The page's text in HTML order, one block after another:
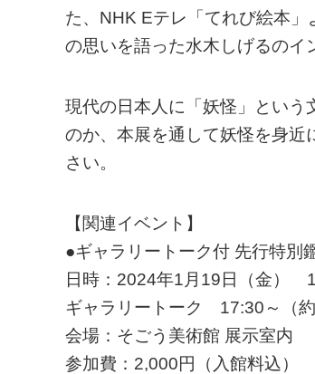
た、NHK Eテレ「てれび絵本
の思いを語った水木しげるのイ
現代の日本人に「妖怪」という
のか、本展を通して妖怪を身近
さい。
【関連イベント】
●ギャラリートーク付 先行特別
日時：2024年1月19日（金）
ギャラリートーク 17:30～（
会場：そごう美術館 展示室内
参加費：2,000円（入館料込）